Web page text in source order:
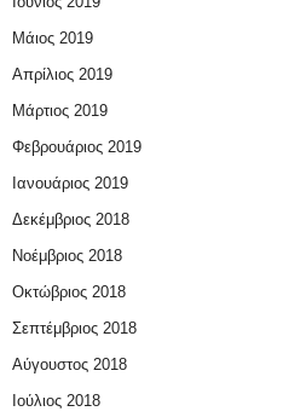
Μάιος 2019
Απρίλιος 2019
Μάρτιος 2019
Φεβρουάριος 2019
Ιανουάριος 2019
Δεκέμβριος 2018
Νοέμβριος 2018
Οκτώβριος 2018
Σεπτέμβριος 2018
Αύγουστος 2018
Ιούλιος 2018